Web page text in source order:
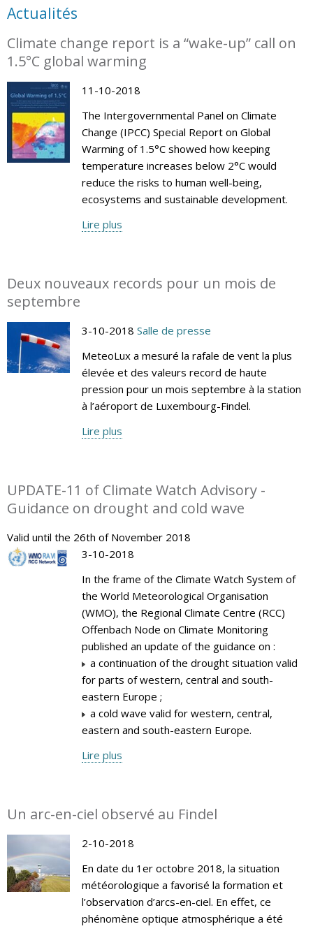
Actualités
Climate change report is a “wake-up” call on
1.5°C global warming
11-10-2018
The Intergovernmental Panel on Climate
Change (IPCC) Special Report on Global
Warming of 1.5°C showed how keeping
temperature increases below 2°C would
reduce the risks to human well-being,
ecosystems and sustainable development.
Lire plus
Deux nouveaux records pour un mois de
septembre
3-10-2018 Salle de presse
MeteoLux a mesuré la rafale de vent la plus
élevée et des valeurs record de haute
pression pour un mois septembre à la station
à l’aéroport de Luxembourg-Findel.
Lire plus
UPDATE-11 of Climate Watch Advisory -
Guidance on drought and cold wave
Valid until the 26th of November 2018
3-10-2018
In the frame of the Climate Watch System of
the World Meteorological Organisation
(WMO), the Regional Climate Centre (RCC)
Offenbach Node on Climate Monitoring
published an update of the guidance on :
a continuation of the drought situation valid
for parts of western, central and south-
eastern Europe ;
a cold wave valid for western, central,
eastern and south-eastern Europe.
Lire plus
Un arc-en-ciel observé au Findel
2-10-2018
En date du 1er octobre 2018, la situation
météorologique a favorisé la formation et
l’observation d’arcs-en-ciel. En effet, ce
phénomène optique atmosphérique a été